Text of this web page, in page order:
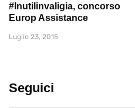
#Inutilinvaligia, concorso
Europ Assistance
Luglio 23, 2015
Seguici